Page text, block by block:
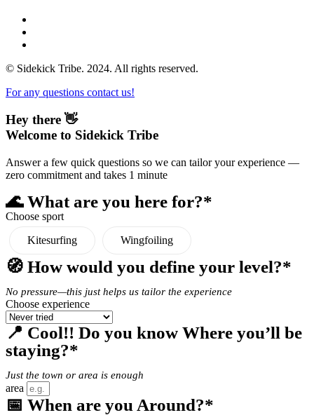
© Sidekick Tribe. 2024. All rights reserved.
For any questions contact us!
Hey there 👋
Welcome to Sidekick Tribe
Answer a few quick questions so we can tailor your experience —
zero commitment and takes 1 minute
🌊 What are you here for?*
Choose sport
Kitesurfing
Wingfoiling
🧭 How would you define your level?*
No pressure—this just helps us tailor the experience
Choose experience
📍 Cool!! Do you know Where you’ll be
staying?*
Just the town or area is enough
area
📅 When are you Around?*